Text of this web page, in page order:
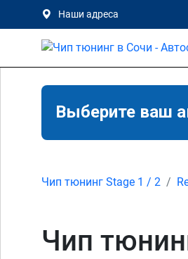
Наши адреса
Выберите ваш
Чип тюнинг Stage 1 / 2
Чип